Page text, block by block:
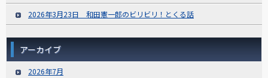
2026年3月23日 和田憲一郎のビリビリ！とくる話
アーカイブ
2026年7月